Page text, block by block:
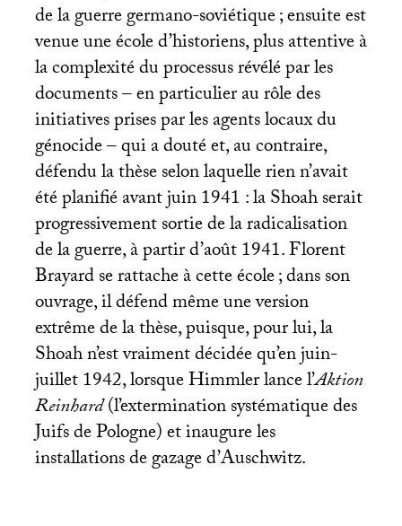
de la guerre germano-soviétique; ensuite est
venue une école d’historiens, plus attentive à
la complexité du processus révélé par les
documents – en particulier au rôle des
initiatives prises par les agents locaux du
génocide – qui a douté et, au contraire,
défendu la thèse selon laquelle rien n’avait
été planifié avant juin 1941 : la Shoah serait
progressivement sortie de la radicalisation
de la guerre, à partir d’août 1941. Florent
Brayard se rattache à cette école; dans son
ouvrage, il défend même une version
extrême de la thèse, puisque, pour lui, la
Shoah n’est vraiment décidée qu’en juin-
juillet 1942, lorsque Himmler lance l’Aktion
Reinhard(l’extermination systématique des
Juifs de Pologne) et inaugure les
installations de gazage d’Auschwitz.